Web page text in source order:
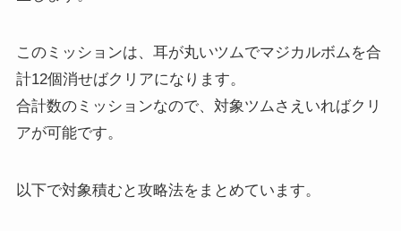
このミッションは、耳が丸いツムでマジカルボムを合
計12個消せばクリアになります。
合計数のミッションなので、対象ツムさえいればクリ
アが可能です。
以下で対象積むと攻略法をまとめています。